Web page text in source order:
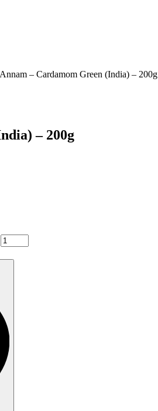
Annam – Cardamom Green (India) – 200g
– 200g